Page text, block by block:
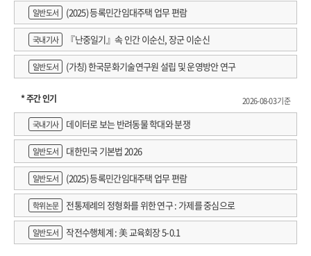
일반도서 (2025) 등록민간임대주택 업무 편람
국내기사 『난중일기』속 인간 이순신, 장군 이순신
일반도서 (가칭) 한국문화기술연구원 설립 및 운영방안 연구
* 주간 인기
2026-08-03 기준
국내기사
데이터로 보는 반려동물 학대와 분쟁
일반도서 대한민국 기본법 2026
일반도서 (2025) 등록민간임대주택 업무 편람
학위논문 전통제례의 정형화를 위한 연구 : 가제를 중심으로
일반도서 작전수행체계 : 美 교육회장 5-0.1